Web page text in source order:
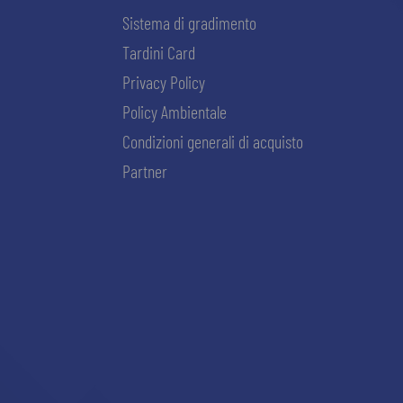
Sistema di gradimento
Tardini Card
Privacy Policy
Policy Ambientale
Condizioni generali di acquisto
Partner